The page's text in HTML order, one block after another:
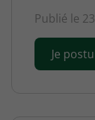
Publié le
Je